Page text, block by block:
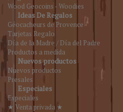
Wood Geocoins - Woodies
Ideas De Regalos
Géocacheurs de Provence
Tarjetas Regalo
Día de la Madre / Día del Padre
Productos a medida
Nuevos productos
Nuevos productos
Presales
Especiales
Especiales
★ Venta privada ★